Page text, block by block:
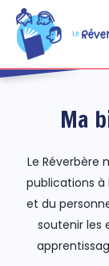
Aller au contenu
Ma
Le Réverbère
publications à
et du
soutenir les